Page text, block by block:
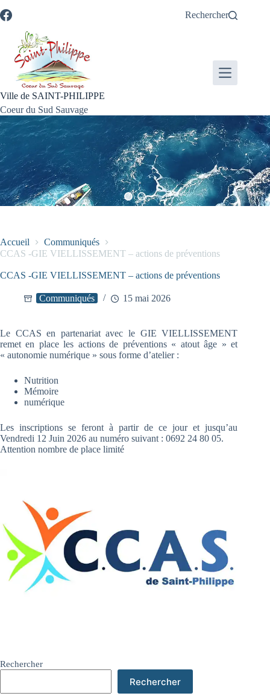
au
au
à
recherche
au
Rechercher
Ville de SAINT-PHILIPPE
Coeur du Sud Sauvage
Accueil
Communiqués
CCAS -GIE VIELLISSEMENT – actions de préventions
CCAS -GIE VIELLISSEMENT – actions de préventions
Communiqués 15 mai 2026
Le CCAS en partenariat avec le GIE VIELLISSEMENT
remet en place les actions de préventions « atout âge » et
« autonomie numérique » sous forme d’atelier :
Nutrition
Mémoire
numérique
Les inscriptions se feront à partir de ce jour et jusqu’au
Vendredi 12 Juin 2026 au numéro suivant : 0692 24 80 05.
Attention nombre de place limité
Rechercher
Rechercher